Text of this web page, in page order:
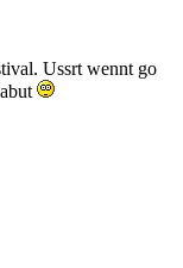
Ussrt wennt go